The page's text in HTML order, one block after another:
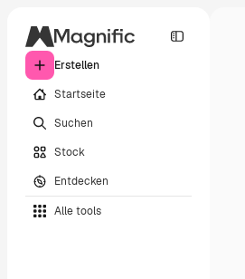
Erstellen
Startseite
Suchen
Stock
Entdecken
Alle tools